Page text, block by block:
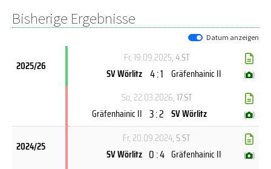
Bisherige Ergebnisse
Datum anzeigen
2025/26
Fr, 19.09.2025, 4.ST
SV Wörlitz 4 : 1 Gräfenhainic II ( )
So, 22.03.2026, 17.ST
Gräfenhainic II 3 : 2 SV Wörlitz ( )
2024/25
Fr, 20.09.2024, 5.ST
SV Wörlitz 0 : 4 Gräfenhainic II ( )